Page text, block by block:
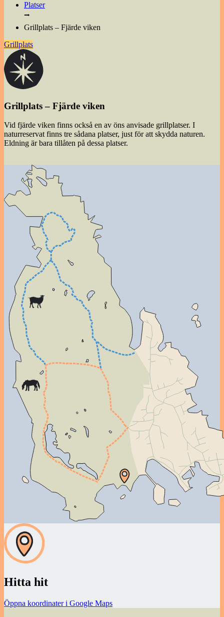
Platser
⭢
Grillplats – Fjärde viken
Grillplats
Grillplats – Fjärde viken
Vid fjärde viken finns också en av öns anvisade grillplatser. I
naturreservat finns tre sådana platser, just för att skydda naturen.
Eldning är bara tillåten på dessa platser.
Hitta hit
Öppna koordinater i Google Maps